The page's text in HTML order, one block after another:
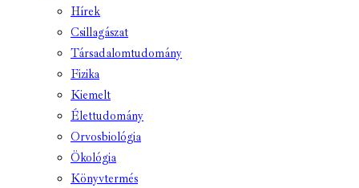
Hírek
Csillagászat
Társadalomtudomány
Fizika
Kiemelt
Élettudomány
Orvosbiológia
Ökológia
Könyvtermés